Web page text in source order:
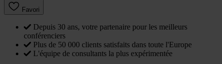
Favori
Depuis 30 ans, votre partenaire pour les meilleurs
conférenciers
Plus de 50 000 clients satisfaits dans toute l'Europe
L'équipe de consultants la plus expérimentée